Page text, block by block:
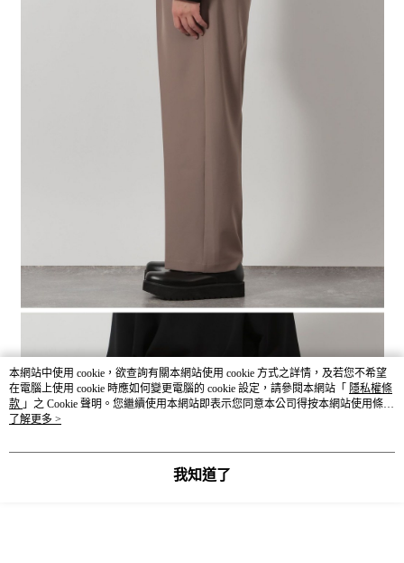
本網站中使用 cookie，欲查詢有關本網站使用 cookie 方式之詳情，及若您不希望
在電腦上使用 cookie 時應如何變更電腦的 cookie 設定，請參閱本網站「 隱私權條
款 」之 Cookie 聲明。您繼續使用本網站即表示您同意本公司得按本網站使用條款
之 Cookie 聲明使用 cookie。
了解更多 >
我知道了